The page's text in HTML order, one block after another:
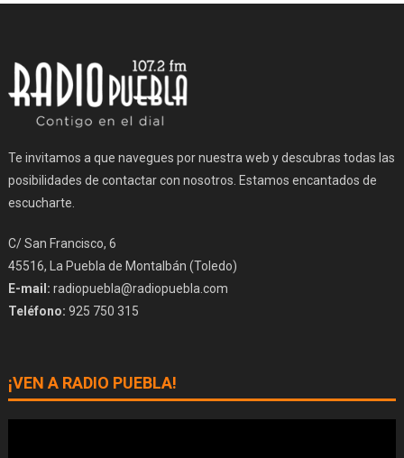
Te invitamos a que navegues por nuestra web y descubras todas las
posibilidades de contactar con nosotros. Estamos encantados de
escucharte.
C/ San Francisco, 6
45516, La Puebla de Montalbán (Toledo)
E-mail: radiopuebla@radiopuebla.com
Teléfono: 925 750 315
¡VEN A RADIO PUEBLA!